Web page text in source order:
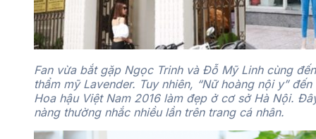
Fan vừa bắt gặp Ngọc Trinh và Đỗ Mỹ Linh cùng
thẩm mỹ Lavender. Tuy nhiên, “Nữ hoàng nội y”
Hoa hậu Việt Nam 2016 làm đẹp ở cơ sở Hà Nội.
nàng thường nhắc nhiều lần trên trang cá nhân.